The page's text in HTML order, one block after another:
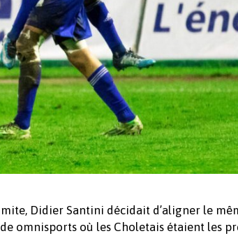
Didier Santini décidait d’aligner le
omnisports où les Choletais étaient les